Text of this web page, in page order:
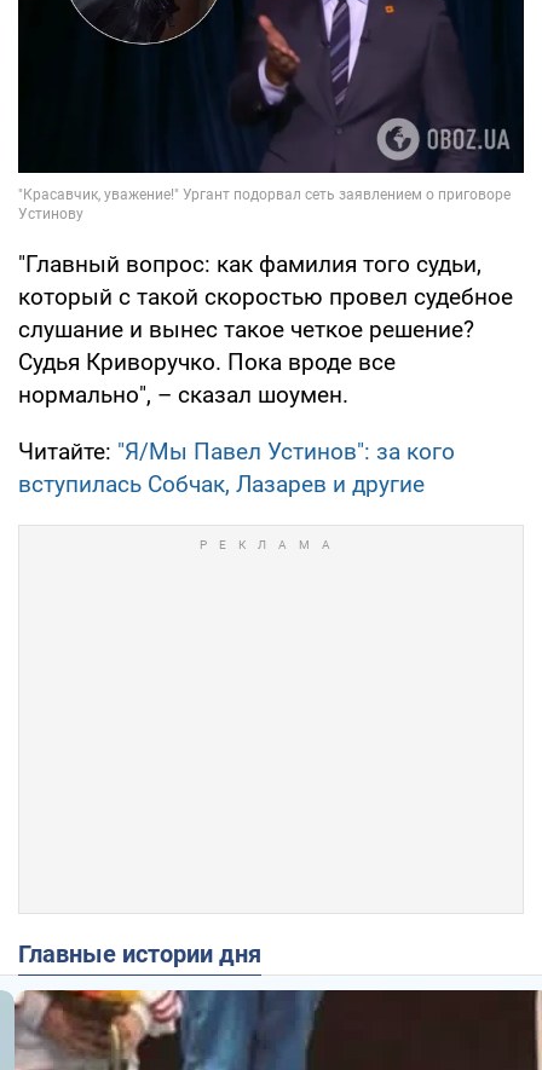
"Главный вопрос: как фамилия того судьи,
который с такой скоростью провел судебное
слушание и вынес такое четкое решение?
Судья Криворучко. Пока вроде все
нормально", – сказал шоумен.
Читайте: "Я/Мы Павел Устинов": за кого
вступилась Собчак, Лазарев и другие
Главные истории дня